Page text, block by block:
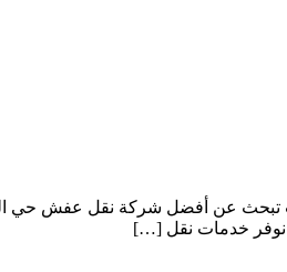
تبحث عن أفضل شركة نقل عفش حي
نوفر خدمات نقل […]